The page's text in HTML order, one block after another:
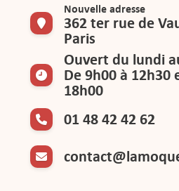
Nouvelle adresse
362 ter rue de
Paris
Ouvert du lundi
De 9h00 à 12h30
18h00
01 48 42 42 62